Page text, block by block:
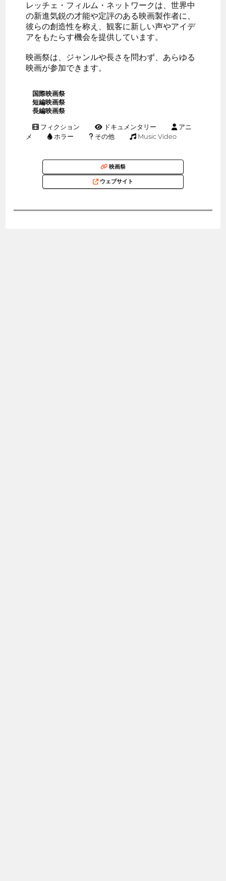
レッチェ・フィルム・ネットワークは、世界中
の新進気鋭の才能や定評のある映画製作者に、
彼らの創造性を称え、観客に新しい声やアイデ
アをもたらす機会を提供しています。
映画祭は、ジャンルや長さを問わず、あらゆる
映画が参加できます。
国際映画祭
短編映画祭
長編映画祭
フィクション ドキュメンタリー
アニ
メ
ホラー その他 Music Video
映画祭
ウェブサイト